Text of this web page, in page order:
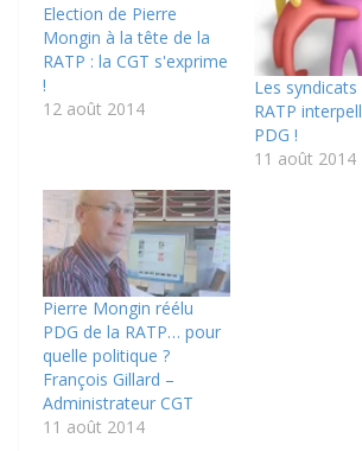
Election de Pierre
Mongin à la tête de la
RATP : la CGT s'exprime
!
12 août 2014
Les syndicats
RATP
PDG !
11 août 2014
Pierre Mongin réélu
PDG de la RATP… pour
quelle politique ?
François Gillard –
Administrateur CGT
11 août 2014